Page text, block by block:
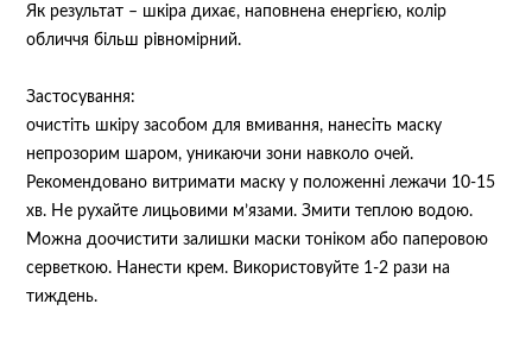
Як результат – шкіра дихає, наповнена енергією, колір
обличчя більш рівномірний.
Застосування:
очистіть шкіру засобом для вмивання, нанесіть маску
непрозорим шаром, уникаючи зони навколо очей.
Рекомендовано витримати маску у положенні лежачи 10-15
хв. Не рухайте лицьовими м’язами. Змити теплою водою.
Можна доочистити залишки маски тоніком або паперовою
серветкою. Нанести крем. Використовуйте 1-2 рази на
тиждень.